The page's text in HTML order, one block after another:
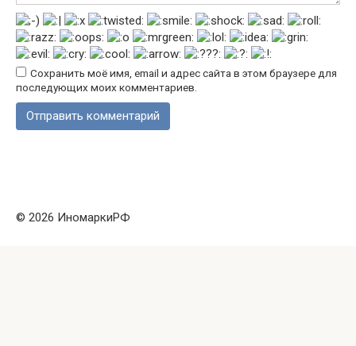
Сохранить моё имя, email и адрес сайта в этом браузере для
последующих моих комментариев.
© 2026 ИномаркиРФ